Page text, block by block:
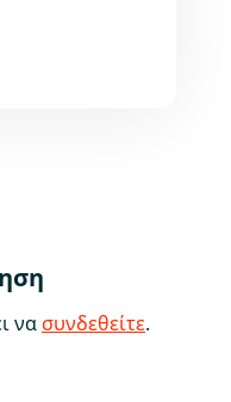
νασυνδεθείτε.